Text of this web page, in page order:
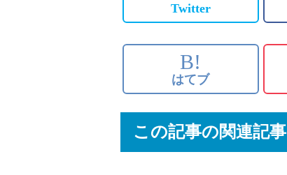
Twitter
B!
はてブ
この記事の関連記事